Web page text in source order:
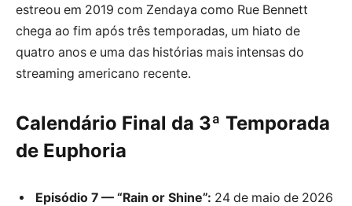
estreou em 2019 com Zendaya como Rue Bennett
chega ao fim após três temporadas, um hiato de
quatro anos e uma das histórias mais intensas do
streaming americano recente.
Calendário Final da 3ª Temporada
de Euphoria
Episódio 7 — “Rain or Shine”: 24 de maio de 2026